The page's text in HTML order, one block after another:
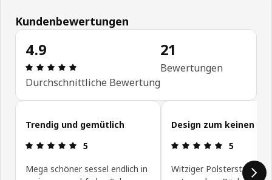
Kundenbewertungen
4.9
Bewertung: 4.9 von 5 Sterne Anzahl der
Durchschnittliche Bewertung
21
Bewertungen
Kundenbewertungen überspringen
Trendig und gemütlich
Bewertung: 5 von 5 Sterne
5
Mega schöner sessel endlich in
Design zum keinen
5
Witziger Polsterstuhl,